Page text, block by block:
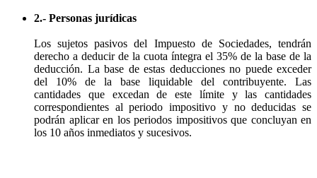
2.- Personas jurídicas
Los sujetos pasivos del Impuesto de Sociedades, tendrán
derecho a deducir de la cuota íntegra el 35% de la base de la
deducción. La base de estas deducciones no puede exceder
del 10% de la base liquidable del contribuyente. Las
cantidades que excedan de este límite y las cantidades
correspondientes al periodo impositivo y no deducidas se
podrán aplicar en los periodos impositivos que concluyan en
los 10 años inmediatos y sucesivos.